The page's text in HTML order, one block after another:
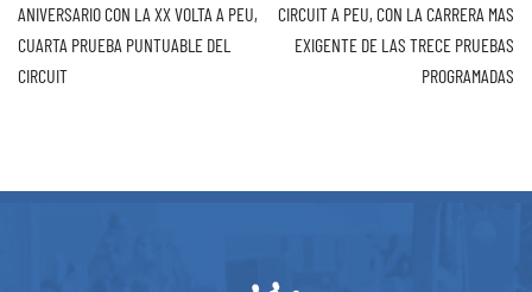
ANIVERSARIO CON LA XX VOLTA A PEU,
CUARTA PRUEBA PUNTUABLE DEL
CIRCUIT
CIRCUIT A PEU, CON LA CARRERA MAS
EXIGENTE DE LAS TRECE PRUEBAS
PROGRAMADAS